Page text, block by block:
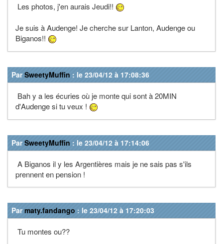
Les photos, j'en aurais Jeudi!!
Je suis à Audenge! Je cherche sur Lanton, Audenge ou
Biganos!!
ParSweetyMuffin : le 23/04/12 à 17:08:36
Bah y a les écuries où je monte qui sont à 20MIN
d'Audenge si tu veux !
ParSweetyMuffin : le 23/04/12 à 17:14:06
A Biganos il y les Argentières mais je ne sais pas s'ils
prennent en pension !
Parmaty.fandango : le 23/04/12 à 17:20:03
Tu montes ou??